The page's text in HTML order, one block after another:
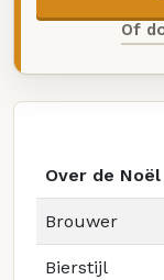
Of
Over de
Brouwer
Bierstijl